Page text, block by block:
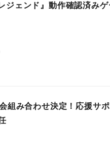
ジェンド』動作確認済み
組み合わせ決定！応援サ